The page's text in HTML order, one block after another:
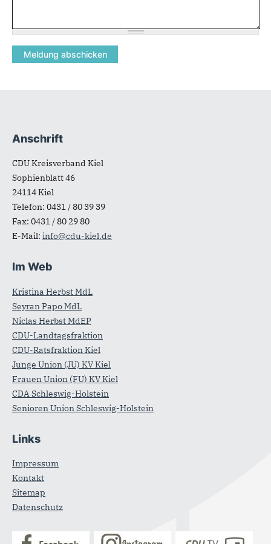
Fußbereich
Anschrift
CDU Kreisverband Kiel
Sophienblatt 46
24114Kiel
Telefon: 0431 / 80 39 39
Fax: 0431 / 80 29 80
E-Mail: info@cdu-kiel.de
Im Web
Kristina Herbst MdL
Seyran Papo MdL
Niclas Herbst MdEP
CDU-Landtagsfraktion
CDU-Ratsfraktion Kiel
Junge Union (JU) KV Kiel
Frauen Union (FU) KV Kiel
CDA Schleswig-Holstein
Senioren Union Schleswig-Holstein
Links
Impressum
Kontakt
Sitemap
Datenschutz